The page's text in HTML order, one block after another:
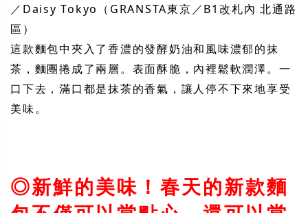
／Daisy Tokyo（GRANSTA東京／B1改札內 北通路
區）
這款麵包中夾入了香濃的發酵奶油和風味濃郁的抹
茶，麵團捲成了兩層。表面酥脆，內裡鬆軟潤澤。一
口下去，滿口都是抹茶的香氣，讓人停不下來地享受
美味。
◎新鮮的美味！春天的新款麵